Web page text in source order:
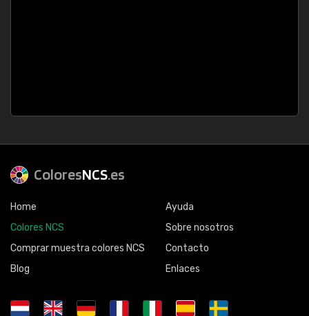
ColoresNCS.es
Home
Colores NCS
Comprar muestra colores NCS
Blog
Ayuda
Sobre nosotros
Contacto
Enlaces